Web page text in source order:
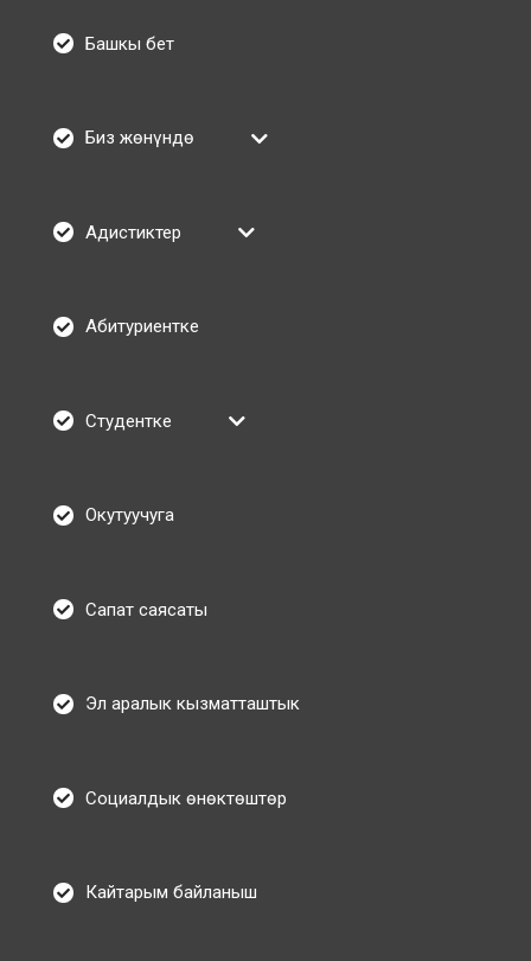
Башкы бет
Биз жөнүндө
Адистиктер
Абитуриентке
Студентке
Окутуучуга
Сапат саясаты
Эл аралык кызматташтык
Социалдык өнөктөштөр
Кайтарым байланыш